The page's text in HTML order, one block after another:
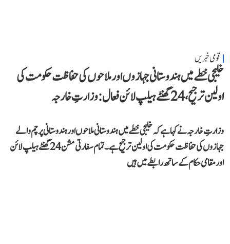
قومی خبریں
خلیجی خطے میں ہندوستانی جہازوں اور ملاحوں کی حفاظت حکومت کی
اولین ترجیح، 24 گھنٹے ہیلپ لائن فعال: وزارتِ خارجہ
وزارتِ خارجہ نے کہا ہے کہ خلیجی خطے میں ہندوستانی ملاحوں اور ہندوستانی پرچم والے
جہازوں کی حفاظت حکومت کی اولین ترجیح ہے۔ تمام سفارتی مشن 24 گھنٹے ہیلپ لائن
اور مقامی حکام کے ساتھ رابطے میں ہیں